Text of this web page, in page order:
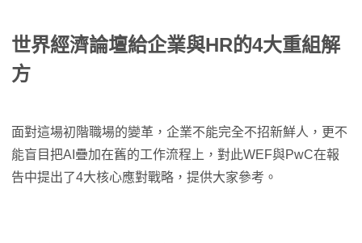
世界經濟論壇給企業與HR的4大重組解
方
面對這場初階職場的變革，企業不能完全不招新鮮人，更不
能盲目把AI疊加在舊的工作流程上，對此WEF與PwC在報
告中提出了4大核心應對戰略，提供大家參考。